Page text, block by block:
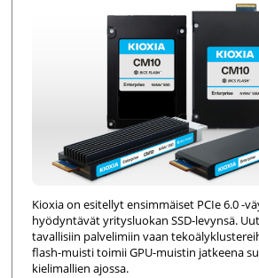
Kioxia on esitellyt ensimmäiset PCIe 6.0 -
hyödyntävät yritysluokan SSD-levynsä.
tavallisiin palvelimiin vaan
flash-muisti toimii GPU-muistin jatkeena
kielimallien ajossa.